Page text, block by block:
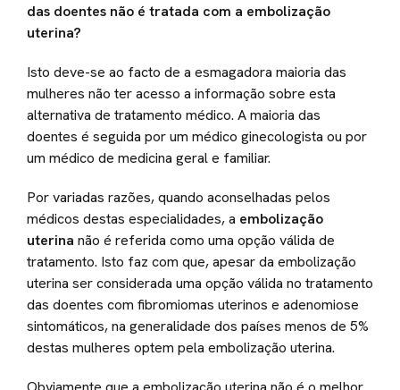
das doentes não é tratada com a embolização
uterina?
Isto deve-se ao facto de a esmagadora maioria das
mulheres não ter acesso a informação sobre esta
alternativa de tratamento médico. A maioria das
doentes é seguida por um médico ginecologista ou por
um médico de medicina geral e familiar.
Por variadas razões, quando aconselhadas pelos
médicos destas especialidades, a embolização
uterina não é referida como uma opção válida de
tratamento. Isto faz com que, apesar da embolização
uterina ser considerada uma opção válida no tratamento
das doentes com fibromiomas uterinos e adenomiose
sintomáticos, na generalidade dos países menos de 5%
destas mulheres optem pela embolização uterina.